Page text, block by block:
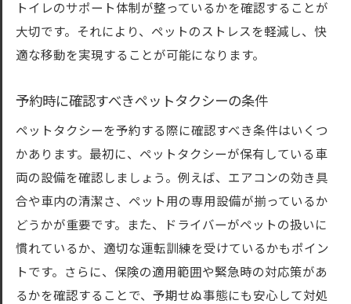
トイレのサポート体制が整っているかを確認することが
大切です。それにより、ペットのストレスを軽減し、快
適な移動を実現することが可能になります。
予約時に確認すべきペットタクシーの条件
ペットタクシーを予約する際に確認すべき条件はいくつ
かあります。最初に、ペットタクシーが保有している車
両の設備を確認しましょう。例えば、エアコンの効き具
合や車内の清潔さ、ペット用の専用設備が揃っているか
どうかが重要です。また、ドライバーがペットの扱いに
慣れているか、適切な運転訓練を受けているかもポイン
トです。さらに、保険の適用範囲や緊急時の対応策があ
るかを確認することで、予期せぬ事態にも安心して対処